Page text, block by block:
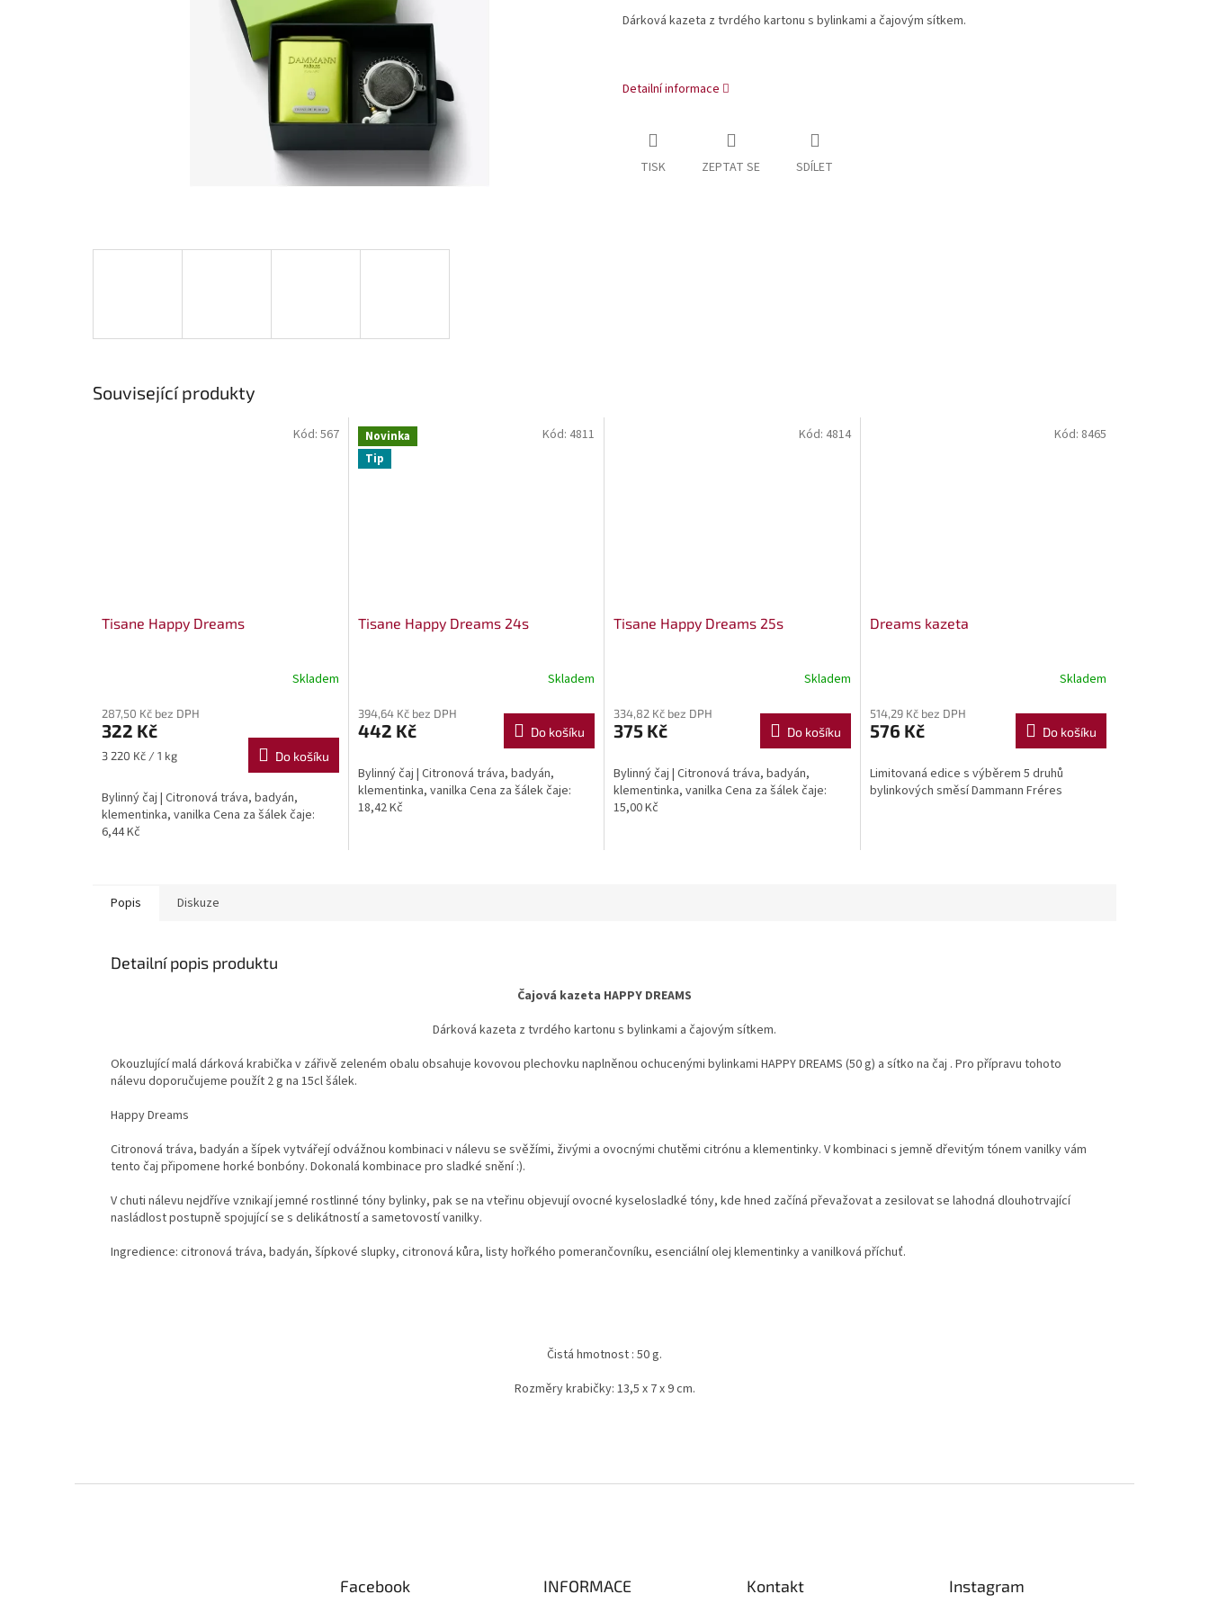
Dárková kazeta z tvrdého kartonu s bylinkami a čajovým sítkem.
Detailní informace
TISK ZEPTAT SE SDÍLET
Související produkty
Tisane Happy Dreams
Skladem
287,50 Kč bez DPH
322 Kč
Měrná
3 220 Kč / 1 kg Do košíku
Bylinný čaj | Citronová tráva, badyán,
klementinka, vanilka Cena za šálek čaje:
6,44 Kč
Kód: 567
Novinka
Tip
Tisane Happy Dreams 24s
Skladem
394,64 Kč bez DPH
442 Kč Do košíku
Bylinný čaj | Citronová tráva, badyán,
klementinka, vanilka Cena za šálek čaje:
18,42 Kč
Kód: 4811
Tisane Happy Dreams 25s
Skladem
334,82 Kč bez DPH
375 Kč Do košíku
Bylinný čaj | Citronová tráva, badyán,
klementinka, vanilka Cena za šálek čaje:
15,00 Kč
Kód: 4814
Dreams kazeta
Skladem
514,29 Kč bez DPH
576 Kč Do košíku
Limitovaná edice s výběrem 5 druhů
bylinkových směsí Dammann Fréres
Kód: 8465
Popis Diskuze
Detailní popis produktu
Čajová kazeta HAPPY DREAMS
Dárková kazeta z tvrdého kartonu s bylinkami a čajovým sítkem.
Okouzlující malá dárková krabička v zářivě zeleném obalu obsahuje kovovou plechovku naplněnou ochucenými bylinkami HAPPY DREAMS (50 g) a sítko na čaj . Pro přípravu tohoto
nálevu doporučujeme použít 2 g na 15clšálek.
Happy Dreams
Citronová tráva, badyán a šípek vytvářejí odvážnou kombinaci v nálevu se svěžími, živými a ovocnými chutěmi citrónu a klementinky. V kombinaci s jemně dřevitým tónem vanilky vám
tento čaj připomene horké bonbóny. Dokonalá kombinace pro sladké snění :).
V chuti nálevu nejdříve vznikají jemné rostlinné tóny bylinky, pak se na vteřinu objevují ovocné kyselosladké tóny, kde hned začíná převažovat a zesilovat se lahodná dlouhotrvající
nasládlost postupně spojující se s delikátností a sametovostí vanilky.
Ingredience: citronová tráva, badyán, šípkové slupky, citronová kůra, listy hořkého pomerančovníku, esenciální olej klementinky a vanilková příchuť.
Čistá hmotnost : 50 g.
Rozměry krabičky: 13,5 x 7 x 9 cm.
Facebook INFORMACE Kontakt Instagram